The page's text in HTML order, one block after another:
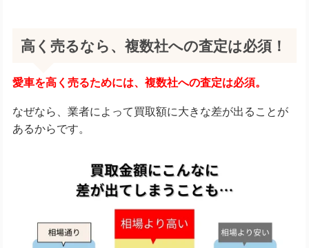
高く売るなら、複数社への査定は必須！
愛車を高く売るためには、複数社への査定は必須。
なぜなら、業者によって買取額に大きな差が出ることが
あるからです。